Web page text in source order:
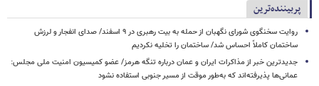
پربیننده‌ترین
روایت سخنگوی شورای نگهبان از حمله به بیت رهبری در ۹ اسفند/ صدای انفجار و لرزش
ساختمان کاملاً احساس شد/ ساختمان را تخلیه نکردیم
جدیدترین خبر از مذاکرات ایران و عمان درباره تنگه هرمز/ عضو کمیسیون امنیت ملی مجلس:
عمانی‌ها پذیرفته‌اند که به‌طور موقت از مسیر جنوبی استفاده نشود